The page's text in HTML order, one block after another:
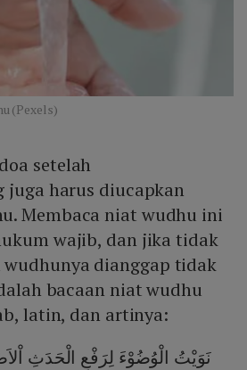
(Pexels)
setelah
juga harus diucapkan
Membaca niat wudhu ini
wajib, dan jika tidak
dianggap tidak
bacaan niat wudhu
latin, dan artinya:
نَوَيْتُ الْوُضُوْءَ لِرَفْعِ الْحَدَثِ